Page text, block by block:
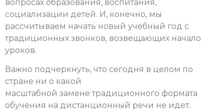
вопросах образования, воспитания,
социализации детей. И, конечно, мы
рассчитываем начать новый учебный год с
традиционных звонков, возвещающих начало
уроков.
Важно подчеркнуть, что сегодня в целом по
стране ни о какой
масштабной замене традиционного формата
обучения на дистанционный речи не идет.